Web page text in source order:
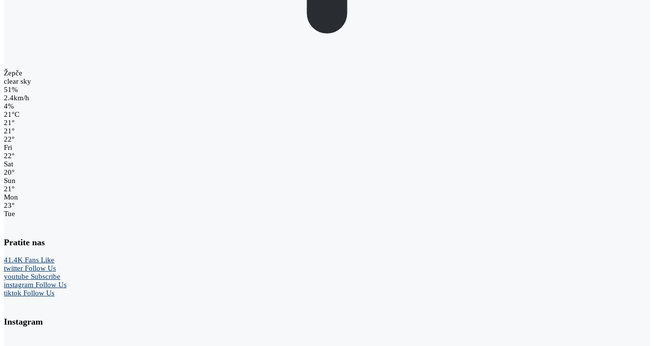
Žepče
clear sky
51%
2.4km/h
4%
21°C
21°
21°
22°
Fri
22°
Sat
20°
Sun
21°
Mon
23°
Tue
Pratite nas
41.4K Fans Like
twitter Follow Us
youtube Subscribe
instagram Follow Us
tiktok Follow Us
Instagram